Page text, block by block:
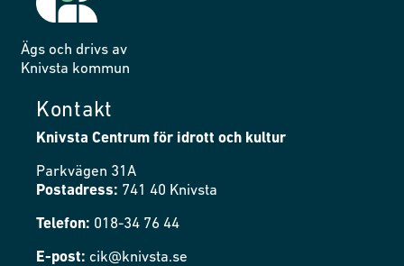
Ägs och drivs av
Knivsta kommun
Kontakt
Knivsta Centrum för idrott och kultur
Parkvägen 31A
Postadress: 741 40 Knivsta
Telefon: 018-34 76 44
E-post: cik@knivsta.se